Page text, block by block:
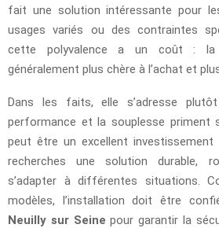
fait une solution intéressante pour
usages variés ou des contraintes
cette polyvalence a un coût : la
généralement plus chère à l’achat et
Dans les faits, elle s’adresse
performance et la souplesse priment
peut être un excellent
recherches une solution durable,
s’adapter à différentes situations.
modèles, l’installation doit être
Neuilly sur Seine pour garantir la